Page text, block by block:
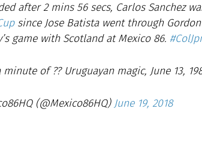
after 2 mins 56 secs, Carlos Sanchez
since Jose Batista went through
game with Scotland at Mexico 86.
minute of ?? Uruguayan magic, June 13,
(@Mexico86HQ) June 19, 2018